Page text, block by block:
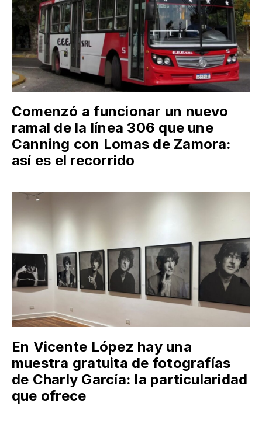
Comenzó a funcionar un nuevo
ramal de la línea 306 que une
Canning con Lomas de Zamora:
así es el recorrido
En Vicente López hay una
muestra gratuita de fotografías
de Charly García: la particularidad
que ofrece